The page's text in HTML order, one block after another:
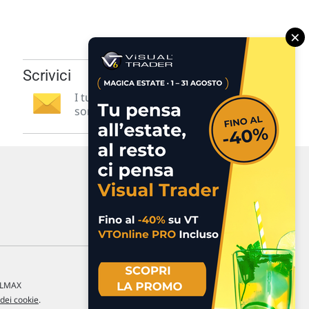
Scrivici
I tuoi suggerimenti per noi
sono preziosi e molto utili! »
cookie.
×